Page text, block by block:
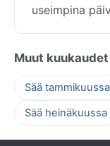
useimpina
Muut
Sää tammikuussa
Sää heinäkuussa